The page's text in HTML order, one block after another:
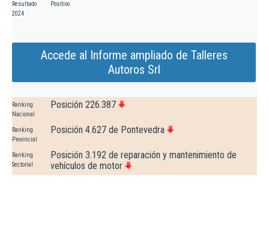
Resultado
2024
Positivo
Accede al Informe ampliado de Talleres
Autoros Srl
Ranking
Nacional
Posición 226.387
Ranking
Provincial
Posición 4.627 de Pontevedra
Ranking
Sectorial
Posición 3.192 de reparación y mantenimiento de
vehículos de motor